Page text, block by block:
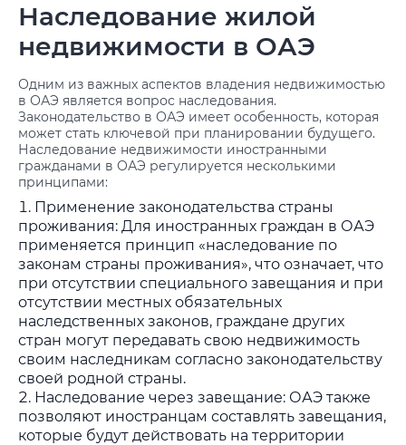
Наследование жилой
недвижимости в ОАЭ
Одним из важных аспектов владения недвижимостью
в ОАЭ является вопрос наследования.
Законодательство в ОАЭ имеет особенность, которая
может стать ключевой при планировании будущего.
Наследование недвижимости иностранными
гражданами в ОАЭ регулируется несколькими
принципами:
Применение законодательства страны
проживания: Для иностранных граждан в ОАЭ
применяется принцип «наследование по
законам страны проживания», что означает, что
при отсутствии специального завещания и при
отсутствии местных обязательных
наследственных законов, граждане других
стран могут передавать свою недвижимость
своим наследникам согласно законодательству
своей родной страны.
Наследование через завещание: ОАЭ также
позволяют иностранцам составлять завещания,
которые будут действовать на территории